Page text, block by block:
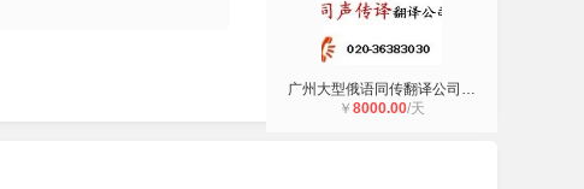
广州大型俄语同传翻译公司广州雅朗翻
￥ 8000.00/天